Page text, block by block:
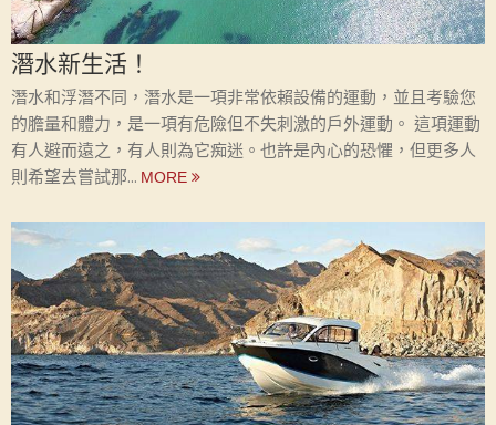
潛水新生活！
潛水和浮潛不同，潛水是一項非常依賴設備的運動，並且考驗您
的膽量和體力，是一項有危險但不失刺激的戶外運動。 這項運動
有人避而遠之，有人則為它痴迷。也許是內心的恐懼，但更多人
則希望去嘗試那...